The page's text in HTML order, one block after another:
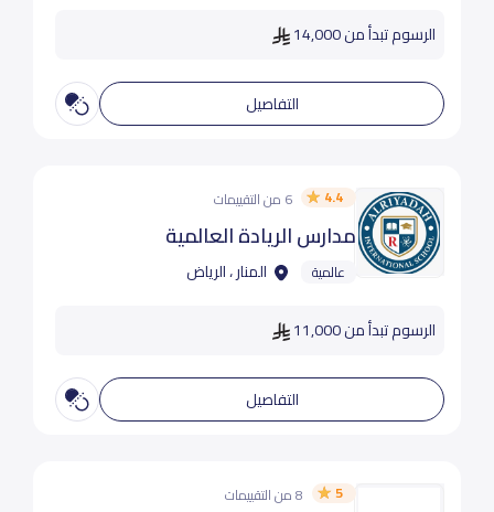
الرسوم تبدأ من 14,000
التفاصيل
4.4 6 من التقييمات
مدارس الريادة العالمية
عالمية المنار ، الرياض
الرسوم تبدأ من 11,000
التفاصيل
5 8 من التقييمات